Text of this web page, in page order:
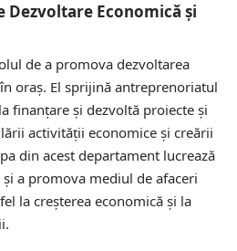
Economică și
de a promova dezvoltarea
oraș. El sprijină antreprenoriatul
finanțare și dezvoltă proiecte și
activității economice și creării
din acest departament lucrează
a promova mediul de afaceri
la creșterea economică și la